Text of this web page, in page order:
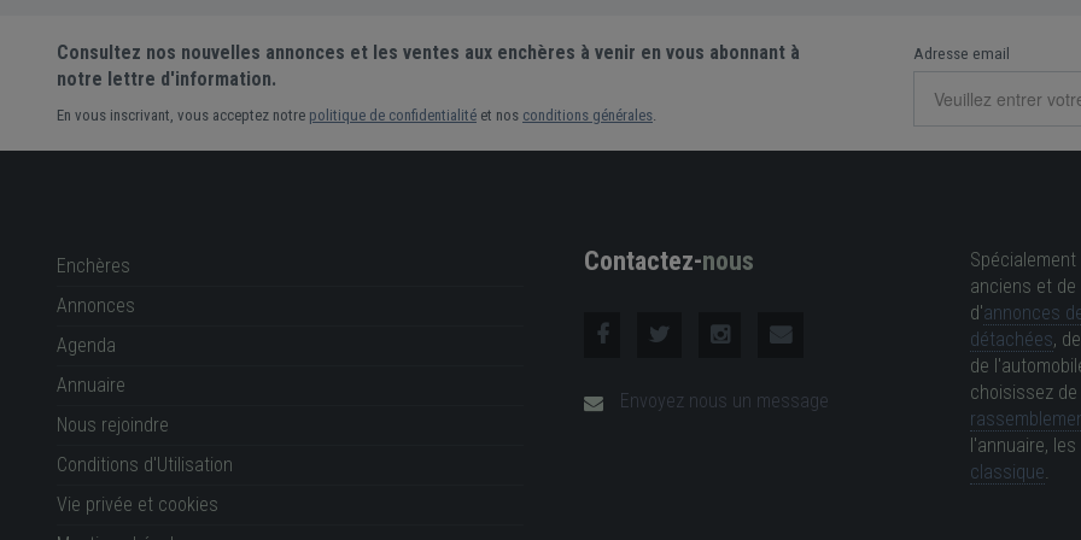
Consultez nos nouvelles annonces et les ventes aux enchères à venir en vous abonnant à
notre lettre d'information.
En vous inscrivant, vous acceptez notre politique de confidentialité et nos conditions générales
Adresse email
Enchères
Annonces
Agenda
Annuaire
Nous rejoindre
Conditions d'Utilisation
Vie privée et cookies
Contactez-nous
Envoyez nous un message
anciens et
d'annonces
détachées,
de
choisissez de
l'annuaire,
classique.